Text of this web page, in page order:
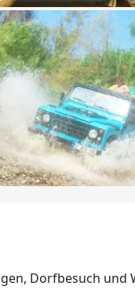
Dorfbesuch und